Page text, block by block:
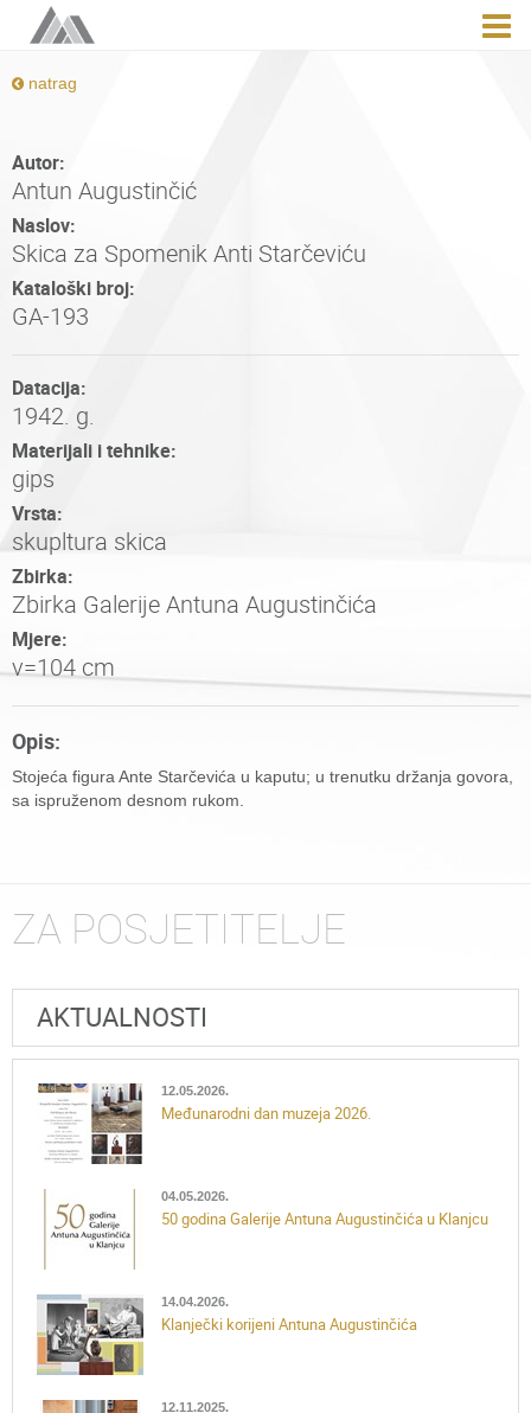
natrag
Autor:
Antun Augustinčić
Naslov:
Skica za Spomenik Anti Starčeviću
Kataloški broj:
GA-193
Datacija:
1942. g.
Materijali i tehnike:
gips
Vrsta:
skupltura skica
Zbirka:
Zbirka Galerije Antuna Augustinčića
Mjere:
v=104 cm
Opis:
Stojeća figura Ante Starčevića u kaputu; u trenutku držanja govora,
sa ispruženom desnom rukom.
ZA POSJETITELJE
AKTUALNOSTI
12.05.2026.
Međunarodni dan muzeja 2026.
04.05.2026.
50 godina Galerije Antuna Augustinčića u Klanjcu
14.04.2026.
Klanječki korijeni Antuna Augustinčića
12.11.2025.